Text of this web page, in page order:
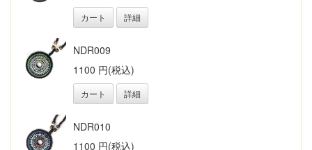
カート 詳細
NDR009
1100 円(税込)
カート 詳細
NDR010
1100 円(税込)